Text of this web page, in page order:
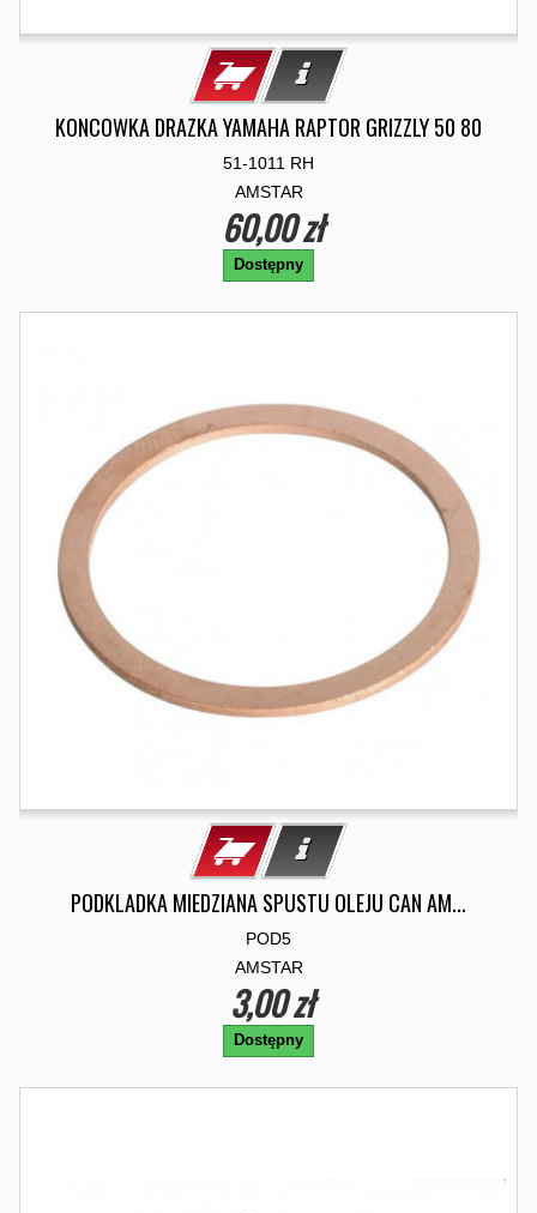
KONCOWKA DRAZKA YAMAHA RAPTOR GRIZZLY 50 80
51-1011 RH
AMSTAR
60,00 zł
Dostępny
PODKLADKA MIEDZIANA SPUSTU OLEJU CAN AM...
POD5
AMSTAR
3,00 zł
Dostępny